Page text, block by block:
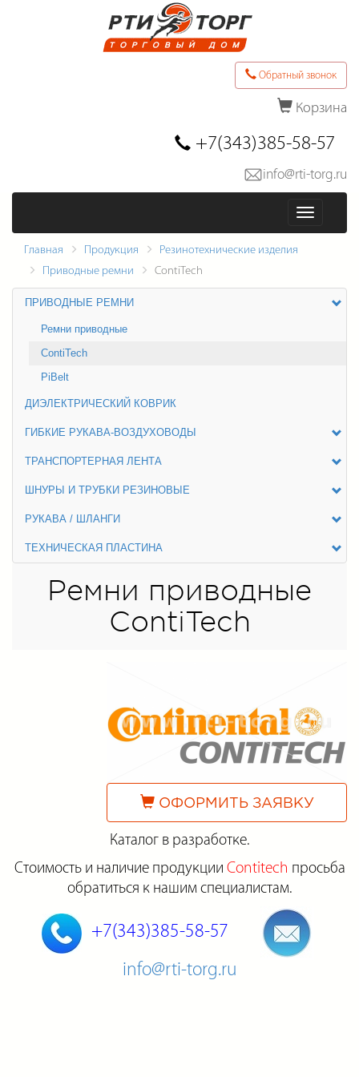
Обратный звонок
Корзина
Последние товары в заказе
Оформить заказ
+7(343)385-58-57
info@rti-torg.ru
Меню
Главная Продукция
Резинотехнические изделия
Приводные ремни
ContiTech
ПРИВОДНЫЕ РЕМНИ
Ремни приводные
ContiTech
PiBelt
ДИЭЛЕКТРИЧЕСКИЙ КОВРИК
ГИБКИЕ РУКАВА-ВОЗДУХОВОДЫ
ТРАНСПОРТЕРНАЯ ЛЕНТА
ШНУРЫ И ТРУБКИ РЕЗИНОВЫЕ
РУКАВА / ШЛАНГИ
ТЕХНИЧЕСКАЯ ПЛАСТИНА
Ремни приводные
ContiTech
ОФОРМИТЬ ЗАЯВКУ
Каталог в разработке.
Стоимость и наличие продукции Contitech просьба
обратиться к нашим специалистам.
+7(343)385-58-57
info@rti-torg.ru